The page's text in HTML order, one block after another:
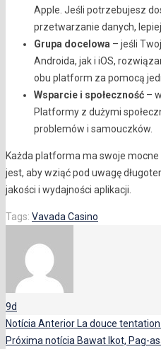
Apple. Jeśli potrzebujesz
przetwarzanie danych,
Grupa docelowa – jeśli
Androida, jak i iOS,
obu platform za pomocą
Wsparcie i społeczność –
Platformy z dużymi
problemów i samouczków.
Każda platforma ma swoje mocne
jest, aby wziąć pod uwagę
jakości i wydajności aplikacji.
Tags: Vavada Casino
9d
Notícia Anterior La douce
Próxima notícia Bawat Ikot, Pag-